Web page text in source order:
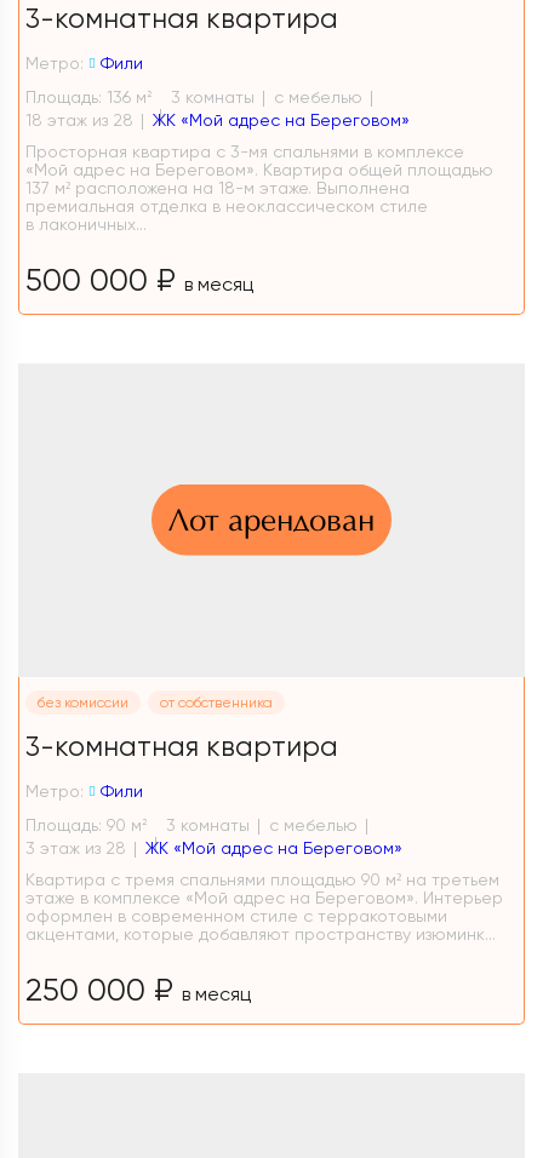
3-комнатная квартира
Метро:
Фили
Площадь: 136 м 2 3 комнаты
с мебелью
18 этаж из 28
ЖК «Мой адрес на Береговом»
Просторная квартира с 3-мя спальнями в комплексе
«Мой адрес на Береговом». Квартира общей площадью
137 м² расположена на 18-м этаже. Выполнена
премиальная отделка в неоклассическом стиле
в лаконичных...
500 000 ₽ в месяц
Лот арендован
без комиссии от собственника
3-комнатная квартира
Метро:
Фили
Площадь: 90 м 2 3 комнаты
с мебелью
3 этаж из 28
ЖК «Мой адрес на Береговом»
Квартира с тремя спальнями площадью 90 м² на третьем
этаже в комплексе «Мой адрес на Береговом». Интерьер
оформлен в современном стиле с терракотовыми
акцентами, которые добавляют пространству изюминк...
250 000 ₽ в месяц